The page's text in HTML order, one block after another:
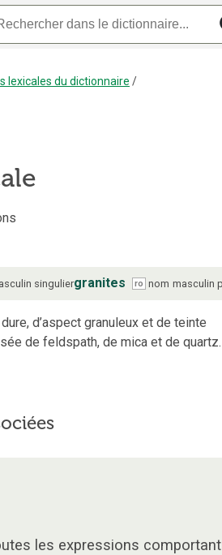
lexicales du dictionnaire /
singuliergranites ro nom masculin
d’aspect granuleux et de teinte
de feldspath, de mica et de quartz.
les expressions